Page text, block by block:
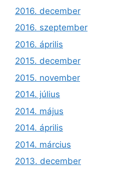
2016. december
2016. szeptember
2016. április
2015. december
2015. november
2014. július
2014. május
2014. április
2014. március
2013. december